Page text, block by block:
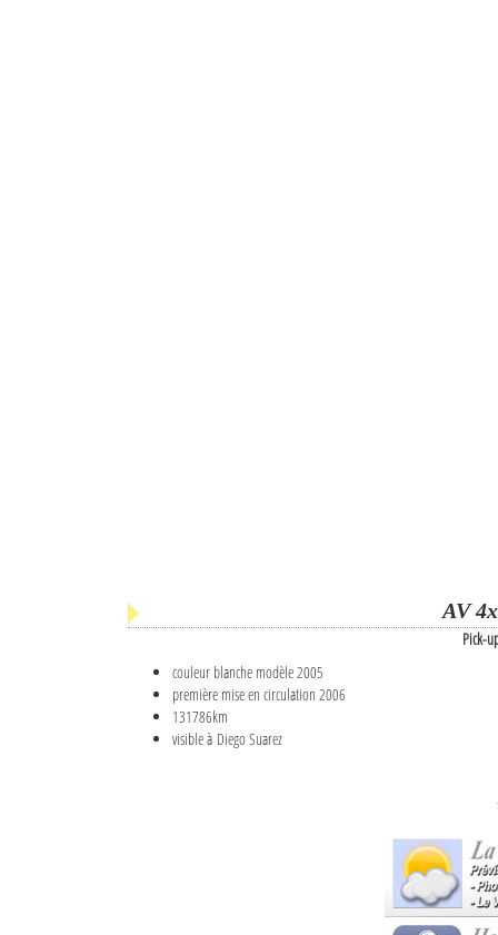
AV
Pick-
couleur blanche modèle 2005
première mise en circulation 2006
131786km
visible à Diego Suarez